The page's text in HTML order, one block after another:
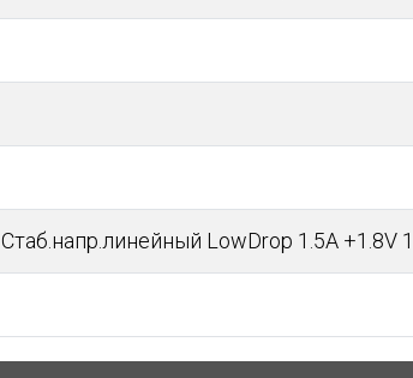
Стаб.напр.линейный LowDrop 1.5A +1.8V